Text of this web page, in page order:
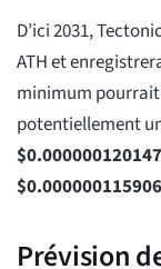
D’ici 2031,
ATH et
minimum
potentiellement
$
$
Prévision